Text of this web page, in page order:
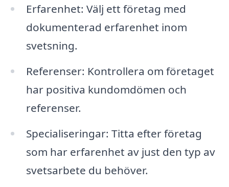
Erfarenhet: Välj ett företag med
dokumenterad erfarenhet inom
svetsning.
Referenser: Kontrollera om företaget
har positiva kundomdömen och
referenser.
Specialiseringar: Titta efter företag
som har erfarenhet av just den typ av
svetsarbete du behöver.